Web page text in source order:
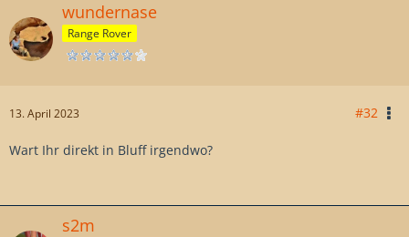
Nur wo führt die hin?
wundernase
Range Rover
13. April 2023 #32
Wart Ihr direkt in Bluff irgendwo?
s2m